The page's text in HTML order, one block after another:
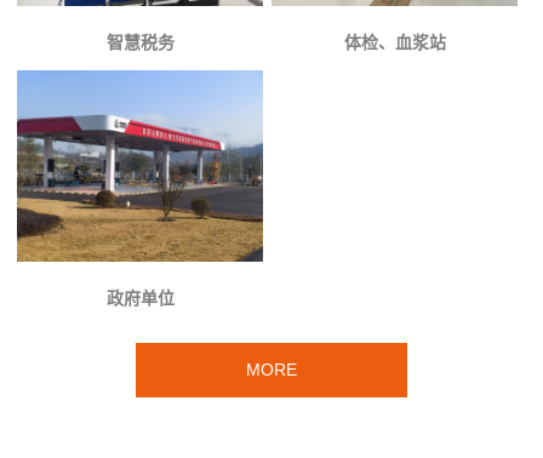
智慧税务 体检、血浆站
政府单位
MORE